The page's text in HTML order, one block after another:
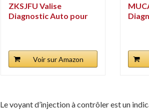
ZKSJFU Valise
Diagnostic Auto pour
Voir sur Amazon
Le voyant d’injection à contrôler est un